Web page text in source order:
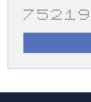
******* ******* ***** * *****
* * * * ** * *
* ****** * * * * *
* * * * ******
* * ** * *
* * * ** * *
* ***** ******* ******* ****